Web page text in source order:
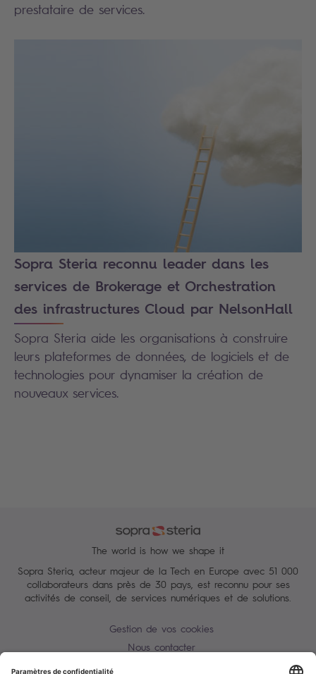
prestataire de services.
Sopra Steria reconnu leader dans les
services de Brokerage et Orchestration
des infrastructures Cloud par NelsonHall
Sopra Steria aide les organisations à construire
leurs plateformes de données, de logiciels et de
technologies pour dynamiser la création de
nouveaux services.
The world is how we shape it
Sopra Steria, acteur majeur de la Tech en Europe avec 51 000
collaborateurs dans près de 30 pays, est reconnu pour ses
activités de conseil, de services numériques et de solutions.
Gestion de vos cookies
Nous contacter